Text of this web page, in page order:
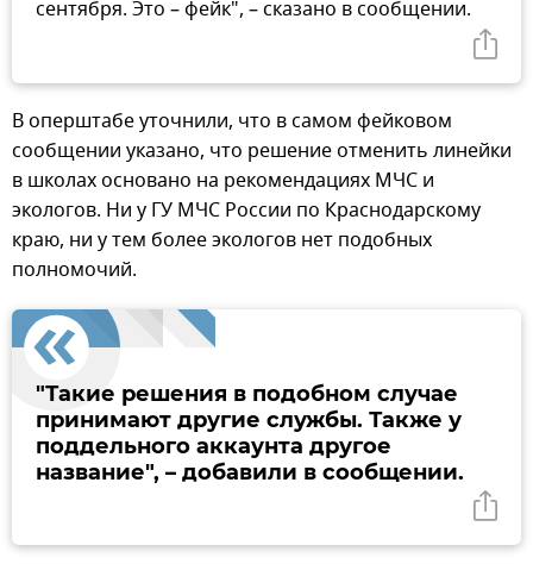
сентября. Это – фейк", – сказано в сообщении.
В оперштабе уточнили, что в самом фейковом
сообщении указано, что решение отменить линейки
в школах основано на рекомендациях МЧС и
экологов. Ни у ГУ МЧС России по Краснодарскому
краю, ни у тем более экологов нет подобных
полномочий.
"Такие решения в подобном случае
принимают другие службы. Также у
поддельного аккаунта другое
название", – добавили в сообщении.